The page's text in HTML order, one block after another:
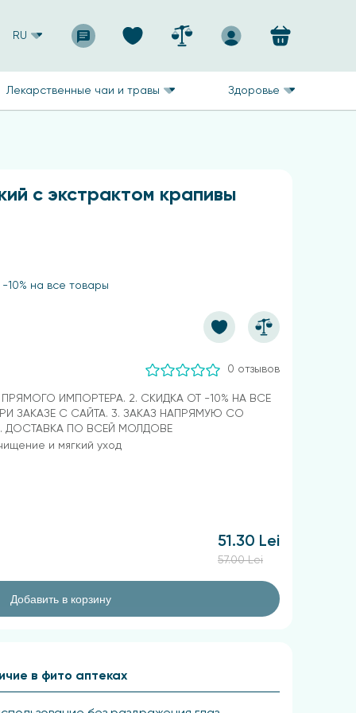
RU
Лекарственные чаи и травы Здоровье
с экстрактом крапивы
10% на все товары
0 отзывов
ПРЯМОГО ИМПОРТЕРА. 2. СКИДКА ОТ -10% НА ВСЕ
ЗАКАЗЕ С САЙТА. 3. ЗАКАЗ НАПРЯМУЮ СО
ДОСТАВКА ПО ВСЕЙ МОЛДОВЕ
и мягкий уход
51.30 Lei
57.00 Lei
Добавить в корзину
в фито аптеках